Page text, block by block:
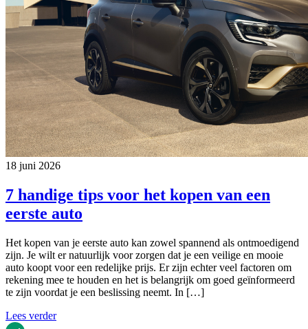
18 juni 2026
7 handige tips voor het kopen van een
eerste auto
Het kopen van je eerste auto kan zowel spannend als ontmoedigend
zijn. Je wilt er natuurlijk voor zorgen dat je een veilige en mooie
auto koopt voor een redelijke prijs. Er zijn echter veel factoren om
rekening mee te houden en het is belangrijk om goed geïnformeerd
te zijn voordat je een beslissing neemt. In […]
Lees verder